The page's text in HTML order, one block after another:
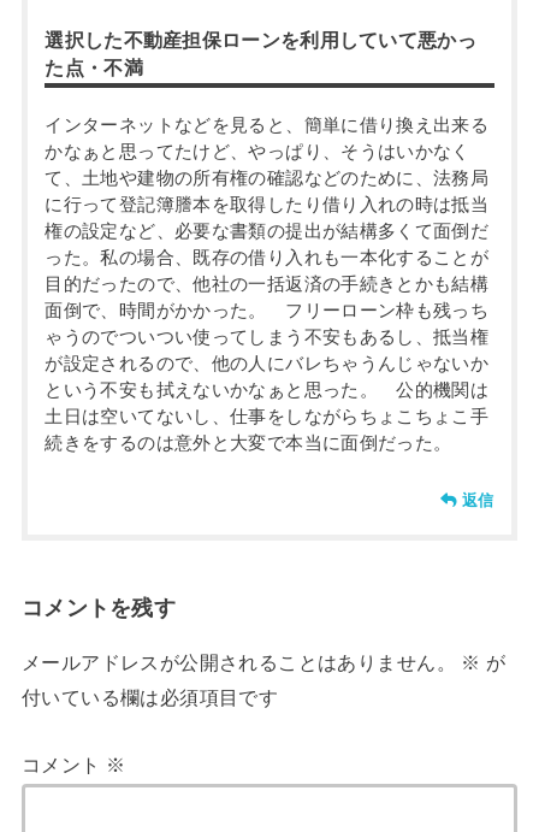
選択した不動産担保ローンを利用していて悪かっ
た点・不満
インターネットなどを見ると、簡単に借り換え出来る
かなぁと思ってたけど、やっぱり、そうはいかなく
て、土地や建物の所有権の確認などのために、法務局
に行って登記簿謄本を取得したり借り入れの時は抵当
権の設定など、必要な書類の提出が結構多くて面倒だ
った。私の場合、既存の借り入れも一本化することが
目的だったので、他社の一括返済の手続きとかも結構
面倒で、時間がかかった。 フリーローン枠も残っち
ゃうのでついつい使ってしまう不安もあるし、抵当権
が設定されるので、他の人にバレちゃうんじゃないか
という不安も拭えないかなぁと思った。 公的機関は
土日は空いてないし、仕事をしながらちょこちょこ手
続きをするのは意外と大変で本当に面倒だった。
返信
コメントを残す
メールアドレスが公開されることはありません。 ※ が
付いている欄は必須項目です
コメント ※